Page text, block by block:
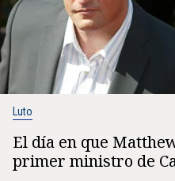
Luto
El día en que
primer ministro de